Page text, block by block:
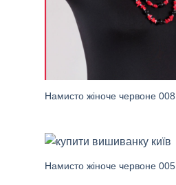
Намисто жіноче червоне 008
Намисто жіноче червоне 005